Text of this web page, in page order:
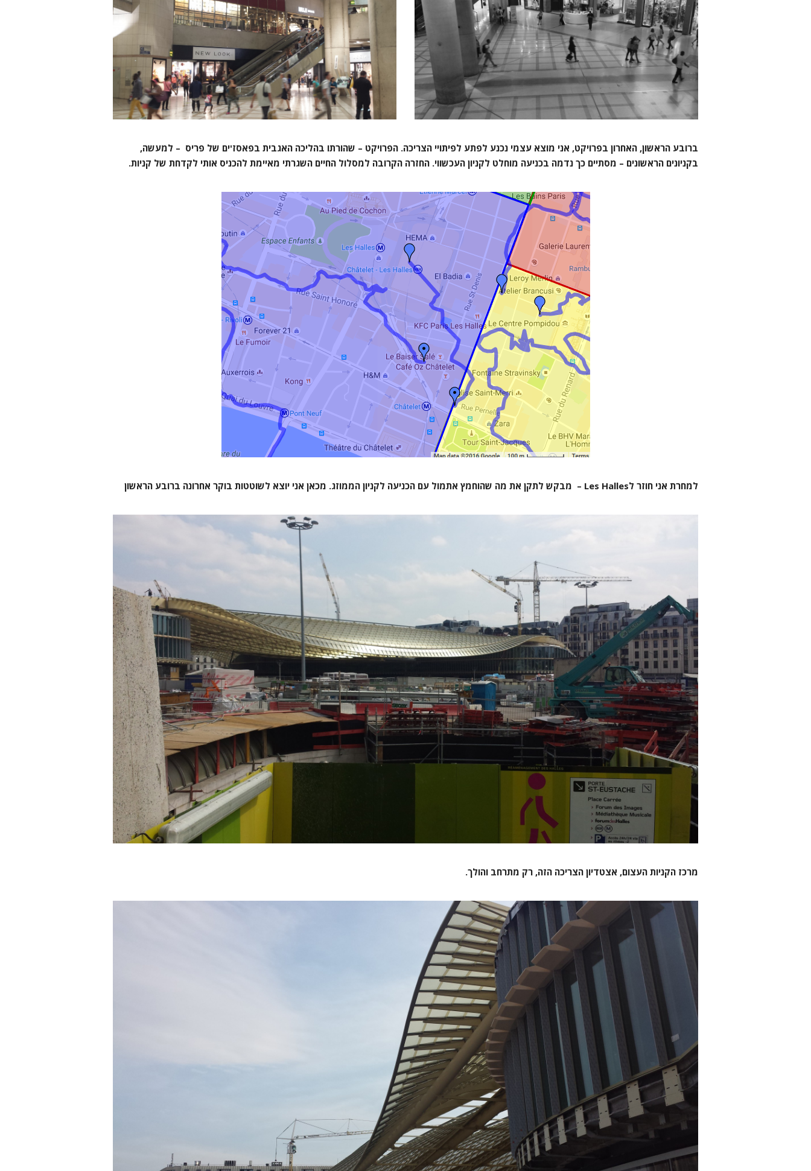
ברובע הראשון, האחרון בפרויקט, אני מוצא עצמי נכנע לפתע לפיתויי הצריכה. הפרויקט – שהורתו בהליכה האגבית בפאסז'ים של פריס – למעשה,
בקניונים הראשונים – מסתיים כך נדמה בכניעה מוחלט לקניון העכשווי. החזרה הקרובה למסלול החיים השגרתי מאיימת להכניס אותי לקדחת של קניות.
למחרת אני חוזר לLes Halles – מבקש לתקן את מה שהוחמץ אתמול עם הכניעה לקניון הממוזג. מכאן אני יוצא לשוטטות בוקר אחרונה ברובע הראשון
מרכז הקניות העצום, אצטדיון הצריכה הזה, רק מתרחב והולך.